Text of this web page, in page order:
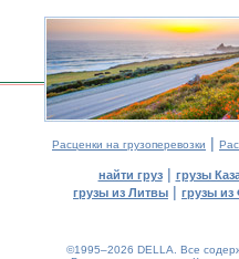
Расценки на грузоперевозки |
найти груз| грузы
грузы из Литвы | грузы
©1995–2026 DELLA. Все